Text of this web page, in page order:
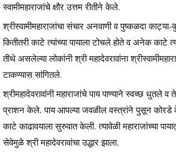
स्वामीमहाराजांचे क्षौर उत्तम रीतीने केले.
श्रीस्वामीमहाराजांचा संचार अनवाणी व पुष्कळदा
कितीतरी काटे त्यांच्या पायाला टोचले होते व अनेक काटे
तीथे असलेल्या लोकांनी श्री महादेवरावांना
टाकण्यास सांगितले.
श्रीमहादेवरावांनी महाराजांचे पाय पाण्याने स्वच्छ धुतले
प्राशन केले. पाय आपल्या जवळील वस्त्रांने पुसून कोरडे
काटे काढावयाला सुरुवात केली. त्यावेळी महाराजांच्या
सेवेमुळे श्री महादेवरावांचा उद्धार झाला.